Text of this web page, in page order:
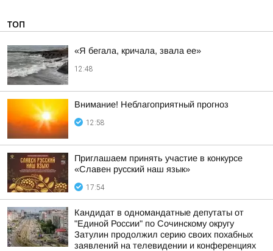
ТОП
«Я бегала, кричала, звала ее»
12:48
Внимание! Неблагоприятный прогноз
12:58
Приглашаем принять участие в конкурсе
«Славен русский наш язык»
17:54
Кандидат в одномандатные депутаты от
"Единой России" по Сочинскому округу
Затулин продолжил серию своих похабных
заявлений на телевидении и конференциях